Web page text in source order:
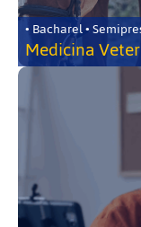
• Bacharel •
Medicina